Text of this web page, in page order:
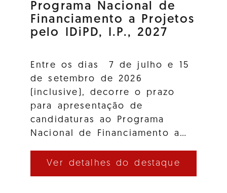
Programa Nacional de
Financiamento a Projetos
pelo IDiPD, I.P., 2027
Entre os dias 7 de julho e 15
de setembro de 2026
(inclusive), decorre o prazo
para apresentação de
candidaturas ao Programa
Nacional de Financiamento a…
Ver detalhes do destaque